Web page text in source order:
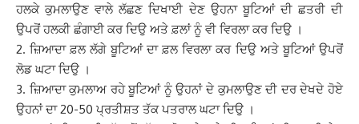
ਹਲਕੇ ਕੁਮਲਾਉਣ ਵਾਲੇ ਲੱਛਣ ਦਿਖਾਈ ਦੇਣ ਉਹਨਾ ਬੂਟਿਆਂ ਦੀ ਛਤਰੀ ਦੀ
ਉਪਰੋਂ ਹਲਕੀ ਛੰਗਾਈ ਕਰ ਦਿਉ ਅਤੇ ਫ਼ਲਾਂ ਨੂੰ ਵੀ ਵਿਰਲਾ ਕਰ ਦਿਉ ।
2. ਜ਼ਿਆਦਾ ਫ਼ਲ ਲੱਗੇ ਬੂਟਿਆਂ ਦਾ ਫ਼ਲ ਵਿਰਲਾ ਕਰ ਦਿਉ ਅਤੇ ਬੂਟਿਆਂ ਉਪਰੋਂ
ਲੋਡ ਘਟਾ ਦਿਉ ।
3. ਜ਼ਿਆਦਾ ਕੁਮਲਾਅ ਰਹੇ ਬੂਟਿਆਂ ਨੂੰ ਉਹਨਾਂ ਦੇ ਕੁਮਲਾਉਣ ਦੀ ਦਰ ਦੇਖਦੇ ਹੋਏ
ਉਹਨਾਂ ਦਾ 20-50 ਪ੍ਰਤੀਸ਼ਤ ਤੱਕ ਪਤਰਾਲ ਘਟਾ ਦਿਉ ।